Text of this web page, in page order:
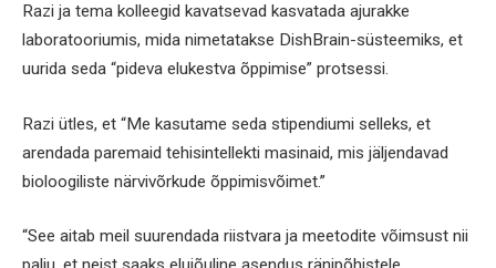
Razi ja tema kolleegid kavatsevad kasvatada ajurakke
laboratooriumis, mida nimetatakse DishBrain-süsteemiks, et
uurida seda “pideva elukestva õppimise” protsessi.
Razi ütles, et “Me kasutame seda stipendiumi selleks, et
arendada paremaid tehisintellekti masinaid, mis jäljendavad
bioloogiliste närvivõrkude õppimisvõimet.”
“See aitab meil suurendada riistvara ja meetodite võimsust nii